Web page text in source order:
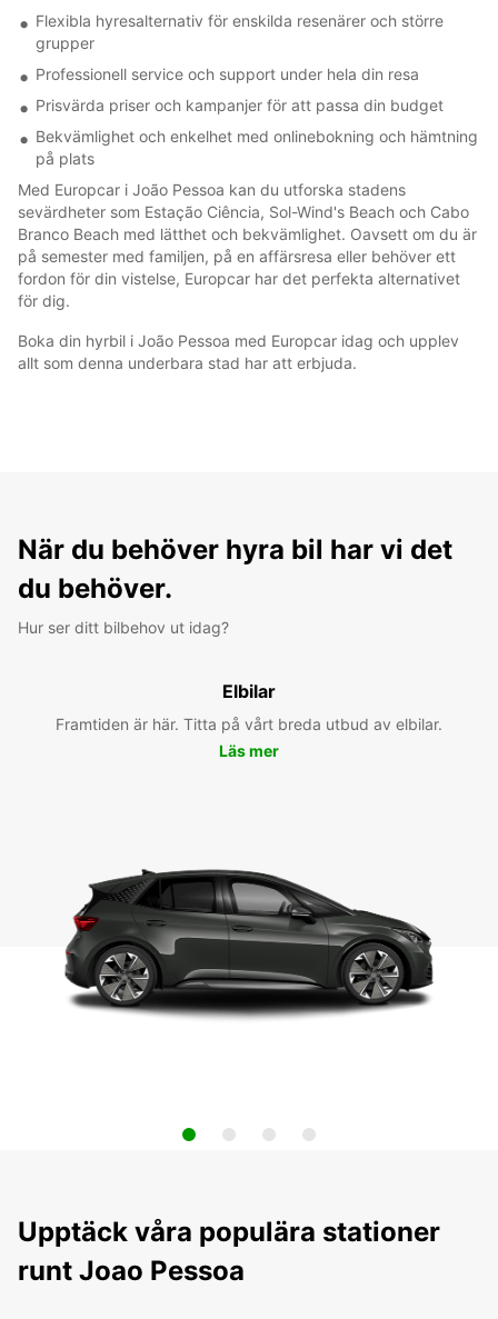
Flexibla hyresalternativ för enskilda resenärer och större
grupper
Professionell service och support under hela din resa
Prisvärda priser och kampanjer för att passa din budget
Bekvämlighet och enkelhet med onlinebokning och hämtning
på plats
Med Europcar i João Pessoa kan du utforska stadens
sevärdheter som Estação Ciência, Sol-Wind's Beach och Cabo
Branco Beach med lätthet och bekvämlighet. Oavsett om du är
på semester med familjen, på en affärsresa eller behöver ett
fordon för din vistelse, Europcar har det perfekta alternativet
för dig.
Boka din hyrbil i João Pessoa med Europcar idag och upplev
allt som denna underbara stad har att erbjuda.
När du behöver hyra bil har vi det
du behöver.
Hur ser ditt bilbehov ut idag?
Elbilar
Framtiden är här. Titta på vårt breda utbud av elbilar.
Läs mer
Upptäck våra populära stationer
runt Joao Pessoa